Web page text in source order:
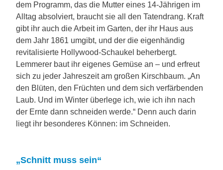
dem Programm, das die Mutter eines 14-Jährigen im
Alltag absolviert, braucht sie all den Tatendrang. Kraft
gibt ihr auch die Arbeit im Garten, der ihr Haus aus
dem Jahr 1861 umgibt, und der die eigenhändig
revitalisierte Hollywood-Schaukel beherbergt.
Lemmerer baut ihr eigenes Gemüse an – und erfreut
sich zu jeder Jahreszeit am großen Kirschbaum. „An
den Blüten, den Früchten und dem sich verfärbenden
Laub. Und im Winter überlege ich, wie ich ihn nach
der Ernte dann schneiden werde.“ Denn auch darin
liegt ihr besonderes Können: im Schneiden.
„Schnitt muss sein“